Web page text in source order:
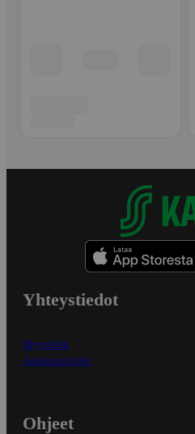
Yhteystiedot
Myymälät
Asiakaspalvelu
Ohjeet